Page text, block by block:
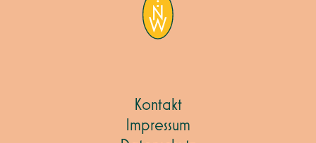
Kontakt
Impressum